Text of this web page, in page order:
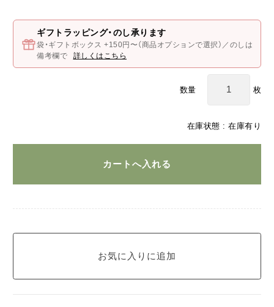
在庫状態 : 在庫有り
ギフトラッピング・のし承ります
袋・ギフトボックス +150円〜（商品オプションで選択）／のしは
備考欄で
詳しくはこちら
数量 枚